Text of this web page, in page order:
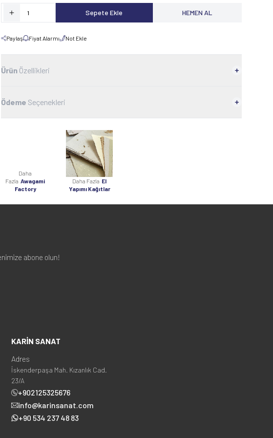
Sepete Ekle HEMEN AL
Paylaş Fiyat Alarmı Not Ekle
Ürün Özellikleri
Ödeme Seçenekleri
Daha
Fazla Awagami
Factory
Daha Fazla El
Yapımı Kağıtlar
abone olun!
KARİN SANAT
Adres
İskenderpaşa Mah. Kızanlık Cad.
23/A
+902125325676
info@karinsanat.com
+90 534 237 48 83